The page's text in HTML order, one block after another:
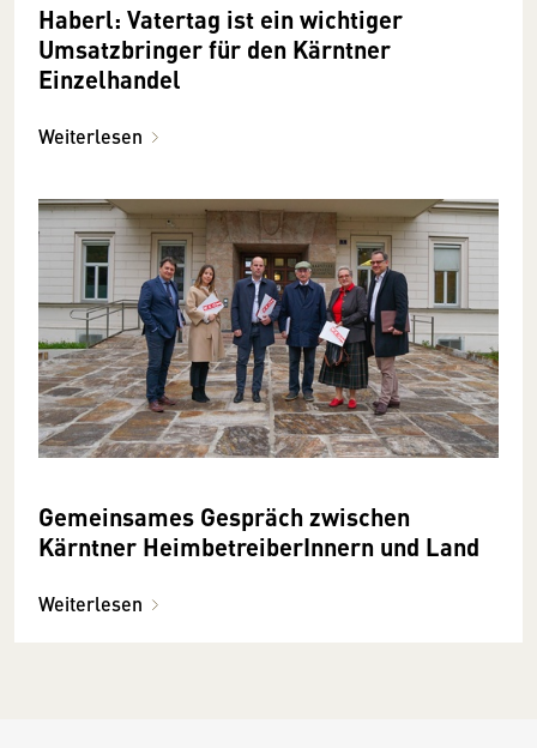
Haberl: Vatertag ist ein wichtiger
Umsatzbringer für den Kärntner
Einzelhandel
Weiterlesen
Gemeinsames Gespräch zwischen
Kärntner HeimbetreiberInnern und Land
Weiterlesen